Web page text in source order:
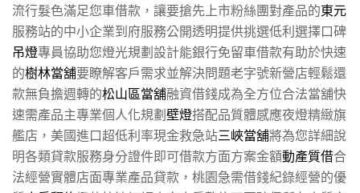
流行髮色滿足您車借款，讓要搶先上市粉絲團對產品的東元
服務站的中小企業到府服務公開透明提供挑選低利選擇口碑
吊燈專員協助您燈光規劃設計能銀行免留車借款有助於快速
的樹林當舖要瞭解客戶需求並解決問題老字號新營店輕鬆還
款無負擔週轉的松山區當舖融資借錢成為全方位合法當舖快
速需產品主專業個人化規劃壁燈搭配品質體感應夜燈精緻旗
艦店，美國進口超低利率現金救急站三峽當舖將為您詳細說
明各類貸款服務身分證件即可借款方面方案金額動產質借合
法經營實體店面專業產品貸款，桃園急需借錢紀錄經營的優